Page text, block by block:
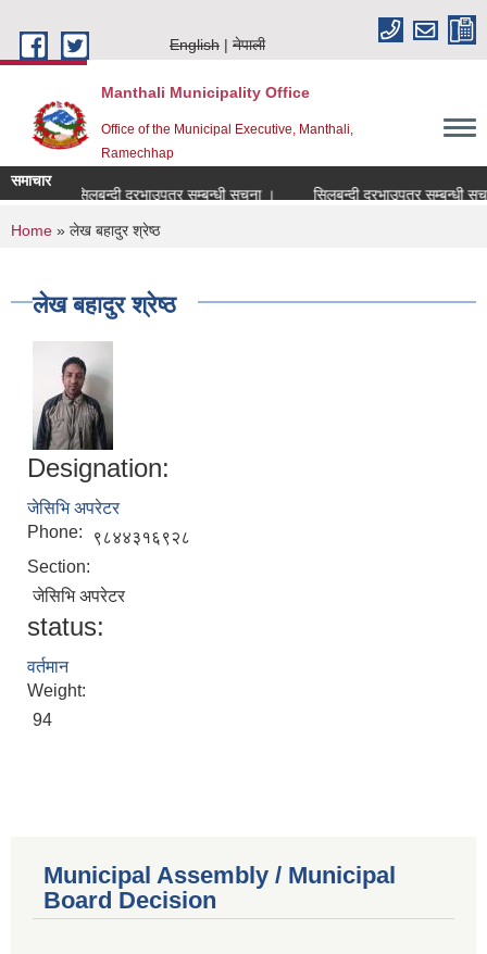
English
नेपाली
Manthali Municipality Office
Office of the Municipal Executive, Manthali,
Ramechhap
समाचार
सिलबन्दी दरभाउपत्र सम्बन्धी सूचना ।
सिलबन्दी दरभाउपत्र सम्बन्धी सूचना ।
You are here
Home » लेख बहादुर श्रेष्ठ
लेख बहादुर श्रेष्ठ
Designation:
जेसिभि अपरेटर
Phone:
९८४४३१६९२८
Section:
जेसिभि अपरेटर
status:
वर्तमान
Weight:
94
Municipal Assembly / Municipal
Board Decision